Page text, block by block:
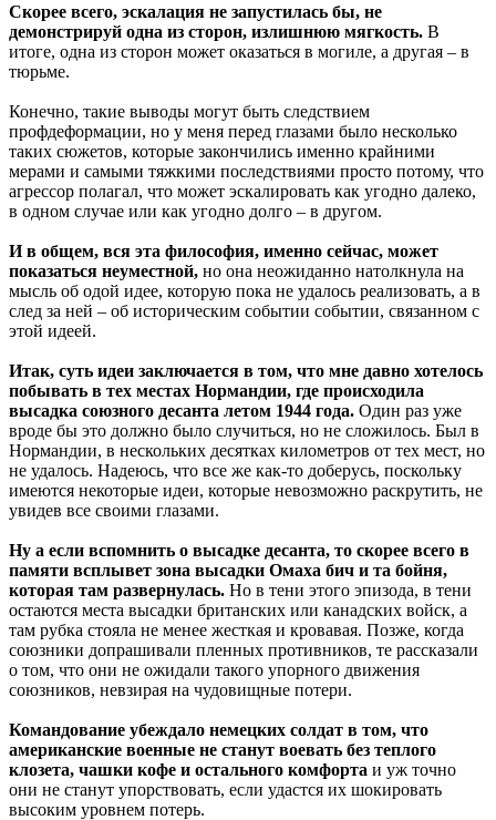
Скорее всего, эскалация не запустилась бы, не
демонстрируй одна из сторон, излишнюю мягкость. В
итоге, одна из сторон может оказаться в могиле, а другая – в
тюрьме.
Конечно, такие выводы могут быть следствием
профдеформации, но у меня перед глазами было несколько
таких сюжетов, которые закончились именно крайними
мерами и самыми тяжкими последствиями просто потому, что
агрессор полагал, что может эскалировать как угодно далеко,
в одном случае или как угодно долго – в другом.
И в общем, вся эта философия, именно сейчас, может
показаться неуместной, но она неожиданно натолкнула на
мысль об одой идее, которую пока не удалось реализовать, а в
след за ней – об историческим событии событии, связанном с
этой идеей.
Итак, суть идеи заключается в том, что мне давно хотелось
побывать в тех местах Нормандии, где происходила
высадка союзного десанта летом 1944 года. Один раз уже
вроде бы это должно было случиться, но не сложилось. Был в
Нормандии, в нескольких десятках километров от тех мест, но
не удалось. Надеюсь, что все же как-то доберусь, поскольку
имеются некоторые идеи, которые невозможно раскрутить, не
увидев все своими глазами.
Ну а если вспомнить о высадке десанта, то скорее всего в
памяти всплывет зона высадки Омаха бич и та бойня,
которая там развернулась. Но в тени этого эпизода, в тени
остаются места высадки британских или канадских войск, а
там рубка стояла не менее жесткая и кровавая. Позже, когда
союзники допрашивали пленных противников, те рассказали
о том, что они не ожидали такого упорного движения
союзников, невзирая на чудовищные потери.
Командование убеждало немецких солдат в том, что
американские военные не станут воевать без теплого
клозета, чашки кофе и остального комфорта и уж точно
они не станут упорствовать, если удастся их шокировать
высоким уровнем потерь.